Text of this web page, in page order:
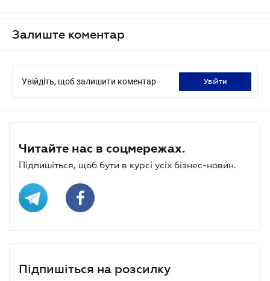
Залиште коментар
Увійдіть, щоб залишити коментар увійти
Читайте нас в соцмережах.
Підпишіться, щоб бути в курсі усіх бізнес-новин.
Підпишіться на розсилку